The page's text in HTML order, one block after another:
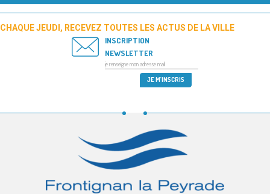
CHAQUE JEUDI, RECEVEZ TOUTES LES ACTUS DE LA VILLE
INSCRIPTION
NEWSLETTER